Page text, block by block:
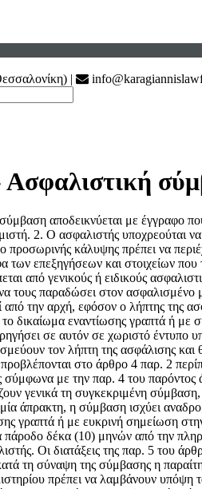
|
Ασφαλιστική
αποδεικνύεται με έγγραφο
2. Ο ασφαλιστής
κάλυψης πρέπει να
των επεξηγήσεων και στοιχείων
από γενικούς ή ειδικούς
τους παραδώσει στον
από την αρχή, εφόσον ο λήπτης της
το δικαίωμα εναντίωσης γραπτά ή
σε αυτόν σε χωριστό
τον λήπτη της ασφάλισης
στο άρθρο 4 παρ. 2
με την παρ. 4 του παρόντος
γενικά τη συγκεκριμένη
άπρακτη, η σύμβαση ισχύει
γραπτά ή με ευκρινή σημείωση
πάροδο δέκα (10) μηνών από την
Οι διατάξεις της παρ. 5 του
τη σύναψη της σύμβασης η
πρέπει να λαμβάνουν